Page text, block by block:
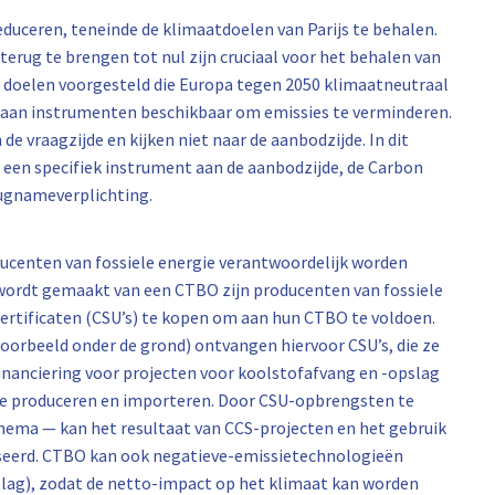
teneinde de klimaatdoelen van Parijs te behalen.
te brengen tot nul zijn cruciaal voor het behalen van
doelen voorgesteld die Europa tegen 2050 klimaatneutraal
instrumenten beschikbaar om emissies te verminderen.
vraagzijde en kijken niet naar de aanbodzijde. In dit
specifiek instrument aan de aanbodzijde, de Carbon
van fossiele energie verantwoordelijk worden
gemaakt van een CTBO zijn producenten van fossiele
(CSU’s) te kopen om aan hun CTBO te voldoen.
onder de grond) ontvangen hiervoor CSU’s, die ze
voor projecten voor koolstofafvang en -opslag
produceren en importeren. Door CSU-opbrengsten te
— kan het resultaat van CCS-projecten en het gebruik
CTBO kan ook negatieve-emissietechnologieën
zodat de netto-impact op het klimaat kan worden